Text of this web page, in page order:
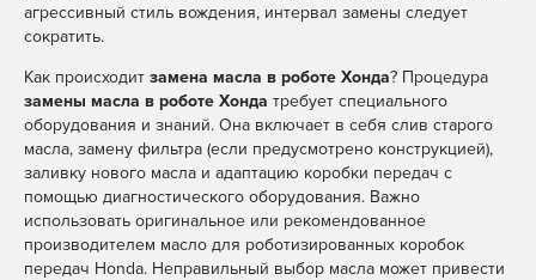
агрессивный стиль вождения, интервал замены следует
сократить.
Как происходит замена масла в роботе Хонда? Процедура
замены масла в роботе Хонда требует специального
оборудования и знаний. Она включает в себя слив старого
масла, замену фильтра (если предусмотрено конструкцией),
заливку нового масла и адаптацию коробки передач с
помощью диагностического оборудования. Важно
использовать оригинальное или рекомендованное
производителем масло для роботизированных коробок
передач Honda. Неправильный выбор масла может привести